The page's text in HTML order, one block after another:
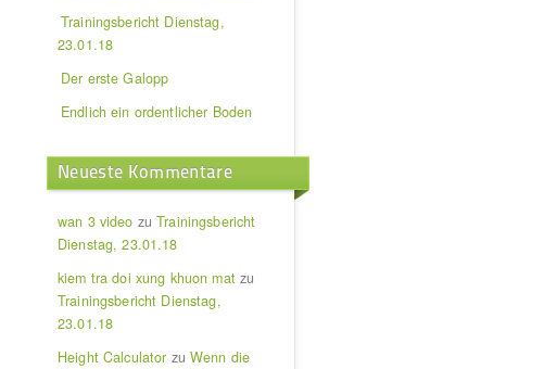
Trainingsbericht Dienstag,
23.01.18
Der erste Galopp
Endlich ein ordentlicher Boden
Neueste Kommentare
wan 3 video zuTrainingsbericht
Dienstag, 23.01.18
kiem tra doi xung khuon matzu
Trainingsbericht Dienstag,
23.01.18
Height Calculator zu Wenn die